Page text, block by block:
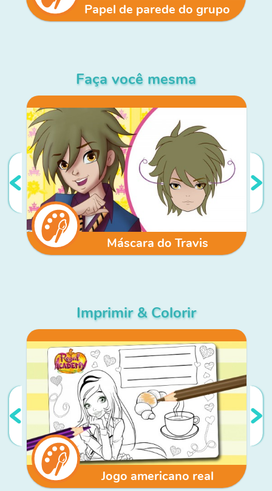
Papel de parede do grupo
Faça você mesma
Máscara do Travis
Imprimir & Colorir
Jogo americano real